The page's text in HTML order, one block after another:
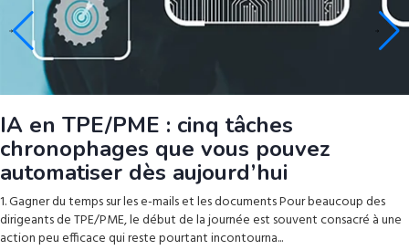
IA en TPE/PME : cinq tâches
chronophages que vous pouvez
automatiser dès aujourd’hui
1. Gagner du temps sur les e-mails et les documents Pour beaucoup des
dirigeants de TPE/PME, le début de la journée est souvent consacré à une
action peu efficace qui reste pourtant incontourna...